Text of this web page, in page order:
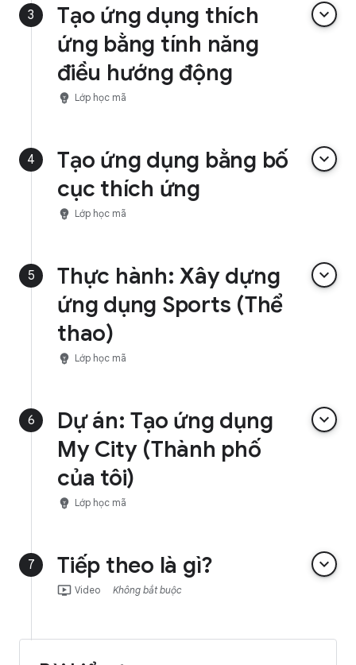
3
Tạo ứng dụng thích
ứng bằng tính năng
điều hướng động
keyboard_arrow_down
emoji_objects Lớp học mã
4
Tạo ứng dụng bằng bố
cục thích ứng
keyboard_arrow_down
emoji_objects Lớp học mã
5
Thực hành: Xây dựng
ứng dụng Sports (Thể
thao)
keyboard_arrow_down
emoji_objects Lớp học mã
6
Dự án: Tạo ứng dụng
My City (Thành phố
của tôi)
keyboard_arrow_down
emoji_objects Lớp học mã
7 Tiếp theo là gì? keyboard_arrow_down
ondemand_video Video Không bắt buộc